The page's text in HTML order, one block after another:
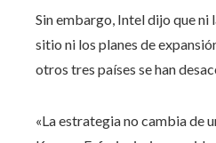
Sin embargo, Intel dijo que ni
sitio ni los planes de
otros tres países se han
«La estrategia no cambia de